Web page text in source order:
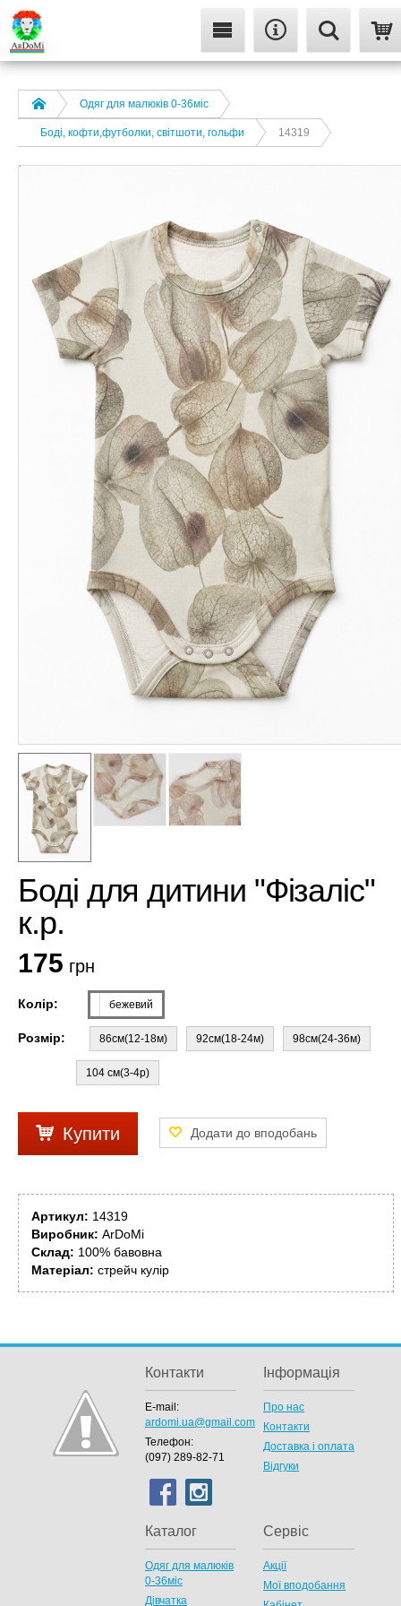
Одяг для малюків 0-36міс
Боді, кофти,футболки, світшоти, гольфи 14319
Боді для дитини "Фізаліс"
к.р.
175 грн
Колір: бежевий
Розмір: 86см(12-18м) 92см(18-24м) 98см(24-36м)
104 см(3-4р)
Купити
Артикул: 14319
Виробник: ArDoMi
Склад: 100% бавовна
Матеріал: стрейч кулір
Контакти
E-mail:
ardomi.ua@gmail.com
Телефон:
(097) 289-82-71
Інформація
Про нас
Контакти
Доставка і оплата
Відгуки
Каталог
Одяг для малюків
0-36міс
Дівчатка
Сервіс
Акції
Мої вподобання